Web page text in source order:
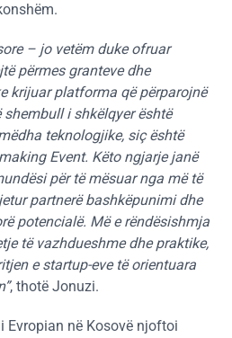
– jo vetëm duke ofruar
përmes granteve dhe
krijuar platforma që përparojnë
i shkëlqyer është
teknologjike, siç është
Event. Këto ngjarje janë
për të mësuar nga më të
partnerë bashkëpunimi dhe
potencialë. Më e rëndësishmja
të vazhdueshme dhe praktike,
e startup-eve të orientuara
, thotë Jonuzi.
Evropian në Kosovë njoftoi